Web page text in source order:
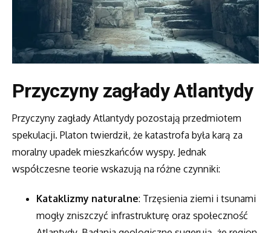
Przyczyny zagłady Atlantydy
Przyczyny zagłady Atlantydy pozostają przedmiotem
spekulacji. Platon twierdził, że katastrofa była karą za
moralny upadek mieszkańców wyspy. Jednak
współczesne teorie wskazują na różne czynniki:
Kataklizmy naturalne: Trzęsienia ziemi i tsunami
mogły zniszczyć infrastrukturę oraz społeczność